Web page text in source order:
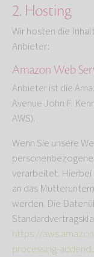
2. Hosting
Wir hosten die
Anbieter:
Amazon Web
Anbieter ist die
Avenue John F.
AWS).
Wenn Sie unsere
verarbeitet.
an das
werden. Die
https://
processing-